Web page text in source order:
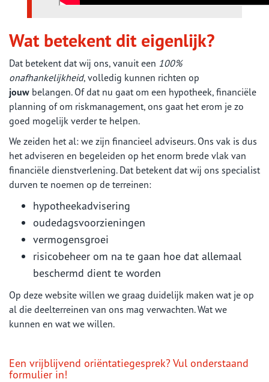
Wat betekent dit eigenlijk?
Dat betekent dat wij ons, vanuit een 100%
onafhankelijkheid, volledig kunnen richten op
jouw belangen. Of dat nu gaat om een hypotheek, financiële
planning of om riskmanagement, ons gaat het erom je zo
goed mogelijk verder te helpen.
We zeiden het al: we zijn financieel adviseurs. Ons vak is dus
het adviseren en begeleiden op het enorm brede vlak van
financiële dienstverlening. Dat betekent dat wij ons specialist
durven te noemen op de terreinen:
hypotheekadvisering
oudedagsvoorzieningen
vermogensgroei
risicobeheer om na te gaan hoe dat allemaal
beschermd dient te worden
Op deze website willen we graag duidelijk maken wat je op
al die deelterreinen van ons mag verwachten. Wat we
kunnen en wat we willen.
Een vrijblijvend oriëntatiegesprek? Vul onderstaand
formulier in!